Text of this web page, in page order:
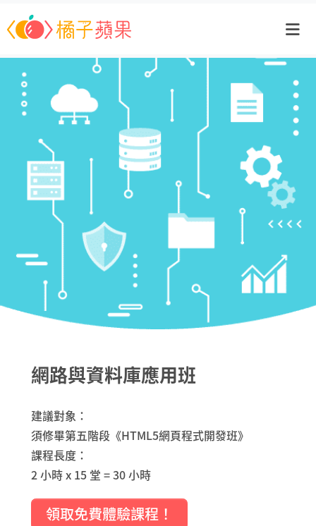
網路與資料庫應用班
建議對象：
須修畢第五階段《HTML5網頁程式開發班》
課程長度：
2 小時 x 15 堂 = 30 小時
領取免費體驗課程！